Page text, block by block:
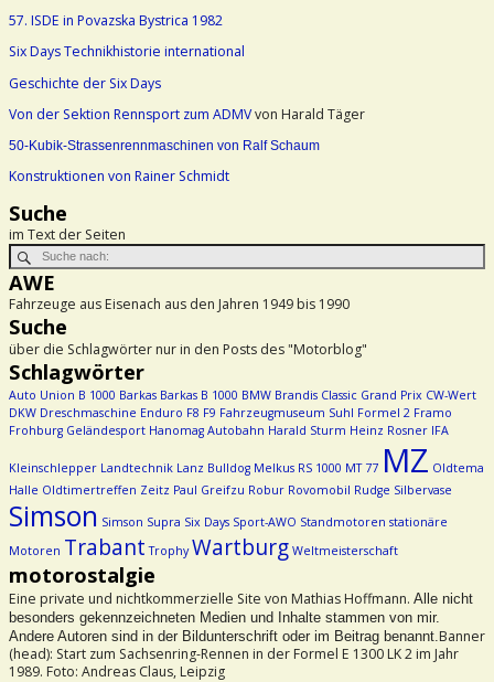
57. ISDE in Povazska Bystrica 1982
Six Days Technikhistorie international
Geschichte der Six Days
Von der Sektion Rennsport zum ADMVvon Harald Täger
50-Kubik-Strassenrennmaschinen von Ralf Schaum
Konstruktionen von Rainer Schmidt
Suche
im Text der Seiten
AWE
Fahrzeuge aus Eisenach aus den Jahren 1949 bis 1990
Suche
über die Schlagwörter nur in den Posts des "Motorblog"
Schlagwörter
Auto Union B 1000 Barkas Barkas B 1000 BMW Brandis Classic Grand Prix CW-Wert
DKW Dreschmaschine Enduro F8 F9 Fahrzeugmuseum Suhl Formel 2 Framo
Frohburg Geländesport Hanomag Autobahn Harald Sturm Heinz Rosner IFA
Kleinschlepper Landtechnik Lanz Bulldog Melkus RS 1000 MT 77 MZ Oldtema
Halle Oldtimertreffen Zeitz Paul Greifzu Robur Rovomobil Rudge Silbervase
Simson Simson Supra Six Days Sport-AWO Standmotoren stationäre
Motoren Trabant Trophy Wartburg Weltmeisterschaft
motorostalgie
Eine private und nichtkommerzielle Site von Mathias Hoffmann. Alle nicht
besonders gekennzeichneten Medien und Inhalte stammen von mir.
Andere Autoren sind in der Bildunterschrift oder im Beitrag benannt. Banner
(head): Start zum Sachsenring-Rennen in der Formel E 1300 LK 2 im Jahr
1989. Foto: Andreas Claus, Leipzig